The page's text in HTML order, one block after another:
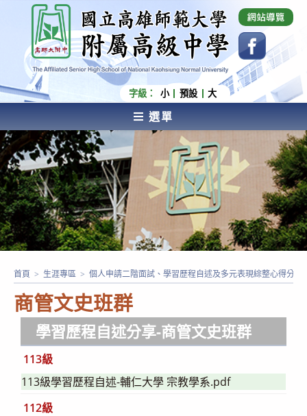
內
容
國立高雄師範大學附屬高級中學 Affiliated Senior
High School of National Kaohsiung Normal
University
字級： 小 預設 大
選單
AFFILIATED SENIOR HIGH SCHOOL OF NATIONAL
KAOHSIUNG NORMAL UNIVERSITY
商管文史班群
首頁 > 生涯專區 > 個人申請二階面試、學習歷程自述及多元表現綜整心得分享
學習歷程自述分享-商管文史班群
113級
113級學習歷程自述-輔仁大學 宗教學系.pdf
112級